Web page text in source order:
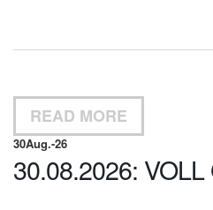
READ MORE
30Aug.-26
30.08.2026: